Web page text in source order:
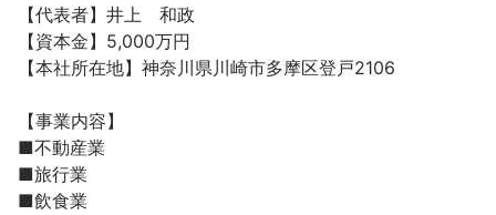
【代表者】井上　和政
【資本金】5,000万円
【本社所在地】神奈川県川崎市多摩区登戸2106
【事業内容】
■不動産業
■旅行業
■飲食業